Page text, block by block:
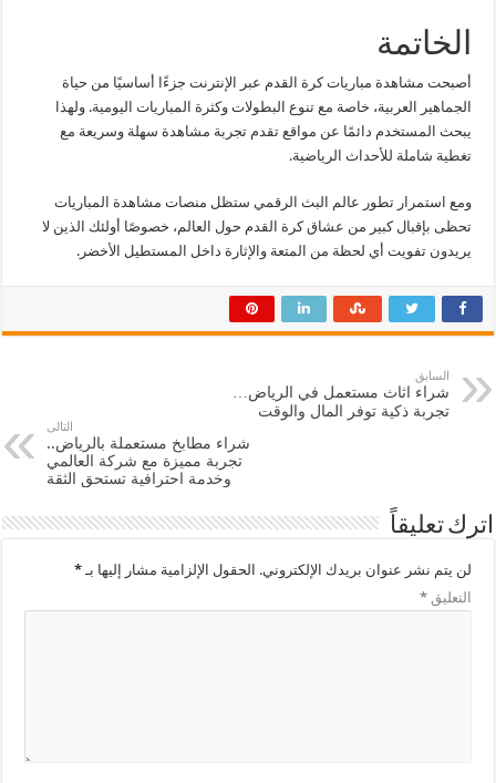
الخاتمة
أصبحت مشاهدة مباريات كرة القدم عبر الإنترنت جزءًا أساسيًا من حياة
الجماهير العربية، خاصة مع تنوع البطولات وكثرة المباريات اليومية. ولهذا
يبحث المستخدم دائمًا عن مواقع تقدم تجربة مشاهدة سهلة وسريعة مع
تغطية شاملة للأحداث الرياضية.
ومع استمرار تطور عالم البث الرقمي ستظل منصات مشاهدة المباريات
تحظى بإقبال كبير من عشاق كرة القدم حول العالم، خصوصًا أولئك الذين لا
يريدون تفويت أي لحظة من المتعة والإثارة داخل المستطيل الأخضر.
السابق
شراء اثاث مستعمل في الرياض…
تجربة ذكية توفر المال والوقت
التالى
شراء مطابخ مستعملة بالرياض..
تجربة مميزة مع شركة العالمي
وخدمة احترافية تستحق الثقة
اترك تعليقاً
لن يتم نشر عنوان بريدك الإلكتروني. الحقول الإلزامية مشار إليها بـ*
التعليق*